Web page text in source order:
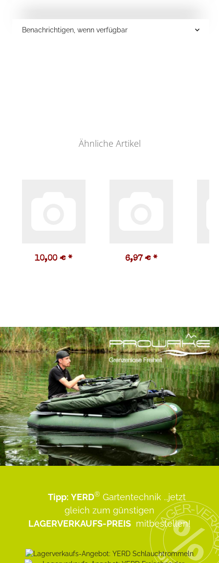
Benachrichtigen, wenn verfügbar
Ähnliche Artikel
10,00 € * 6,97 € *
Tipp: YERD® Gartentechnik ...jetzt
gleich zum günstigen
LAGERVERKAUFS-PREIS mitbestellen!